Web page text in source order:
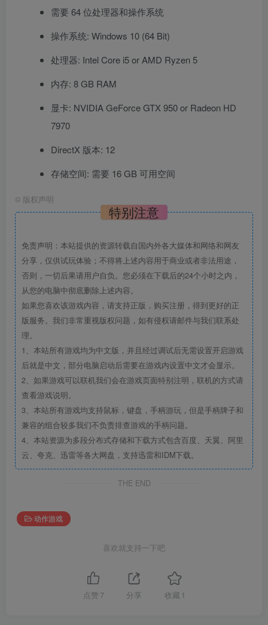
需要 64 位处理器和操作系统
操作系统: Windows 10 (64 Bit)
处理器: Intel Core i5 or AMD Ryzen 5
内存: 8 GB RAM
显卡: NVIDIA GeForce GTX 950 or Radeon HD
7970
DirectX 版本: 12
存储空间: 需要 16 GB 可用空间
© 版权声明
特别注意
免责声明：本站提供的资源转载自国内外各大媒体和网络和网友
分享，仅供试玩体验；不得将上述内容用于商业或者非法用途，
否则，一切后果请用户自负。您必须在下载后的24个小时之内，
从您的电脑中彻底删除上述内容。
如果您喜欢该游戏内容，请支持正版，购买注册，得到更好的正
版服务。我们非常重视版权问题，如有侵权请邮件与我们联系处
理。
1、本站所有游戏均为中文版，并且经过调试后无需设置开启游戏
后就是中文，部分电脑启动后需要在游戏内设置中文才会显示。
2、如果游戏可以联机我们会在游戏页面特别注明，联机的方式请
查看游戏说明。
3、本站所有游戏均支持鼠标，键盘，手柄游玩，但是手柄牌子和
兼容的组合较多我们不负责排查游戏的手柄问题。
4、本站资源为多段分布式存储和下载方式包含百度、天翼、阿里
云、夸克、迅雷等各大网盘，支持迅雷和IDM下载。
THE END
动作游戏
喜欢就支持一下吧
点赞 7 分享 收藏 1